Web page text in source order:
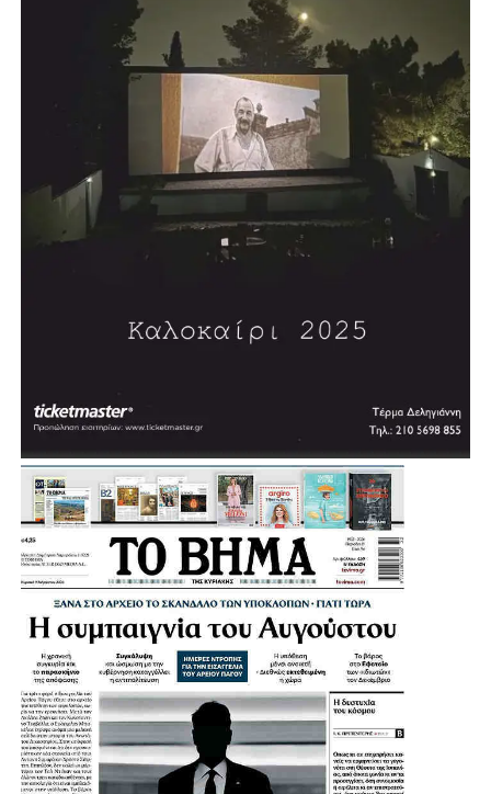
ΠΕΡΙΣΤΕΡΙΟΥ
ΓΕΩΡΓΑΡΑΣ ΓΙΑΝΝΗΣ ΔΗΜΟΤΙΚΟΣ ΣΥΜΒΟΥΛΟΣ
ΠΕΡΙΣΤΕΡΙΟΥ
ΝΙΚΟΣ ΑΣΗΜΑΚΟΠΟΥΛΟΣ ΔΗΜΟΤΙΚΟΣ
ΣΥΜΒΟΥΛΟΣ ΑΙΓΑΛΕΩ
ΗΛΙΑΣ ΜΑΝΔΡΟΣ ΔΗΜΟΤΙΚΟΣ ΣΥΜΒΟΥΛΟΣ
ΑΙΓΑΛΕΩ
ΝΙΚΗ ΒΟΜΠΙΡΑΚΗ ΔΗΜΟΤΙΚΟΣ ΣΥΜΒΟΥΛΟΣ ΙΛΙΟΥ
ΔΗΜΗΤΡΗΣ ΛΙΟΣΗΣ ΔΗΜΟΤΙΚΟΣ ΣΥΜΒΟΥΛΟΣ ΙΛΙΟΥ
ΓΙΑΝΝΗΣ ΧΑΡΑΛΑΜΠΟΠΟΥΛΟΣ ΔΗΜΟΤΙΚΟΣ
ΣΥΜΒΟΥΛΟΣ ΙΛΙΟΥ
ΧΡΟΝΟΠΟΥΛΟΥ ΚΩΝΣΤΑΝΤΙΝΑ ΔΗΜΟΤΙΚΗ
ΣΥΜΒΟΥΛΟΣ ΧΑΙΔΑΡΙΟΥ
ΣΠΥΡΟΣ ΑΠΟΣΤΟΛΟΠΟΥΛΟΣ ΔΙΟΙΚΗΤΗΣ
ΝΟΣΟΚΟΜΕΙΟΥ ΑΤΤΙΚΟΝ
ΑΛΕΞΑΝΔΡΑ ΓΕΩΡΓΑΚΑΚΟΥ ΔΙΟΚΗΤΡΙΑ
ΝΟΣΟΚΟΜΕΙΟΥ ΑΓΙΑ ΒΑΡΒΑΡΑ